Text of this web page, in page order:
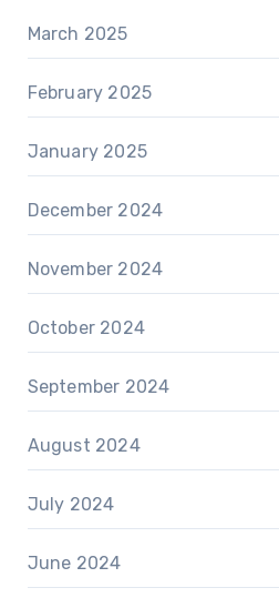
March 2025
February 2025
January 2025
December 2024
November 2024
October 2024
September 2024
August 2024
July 2024
June 2024